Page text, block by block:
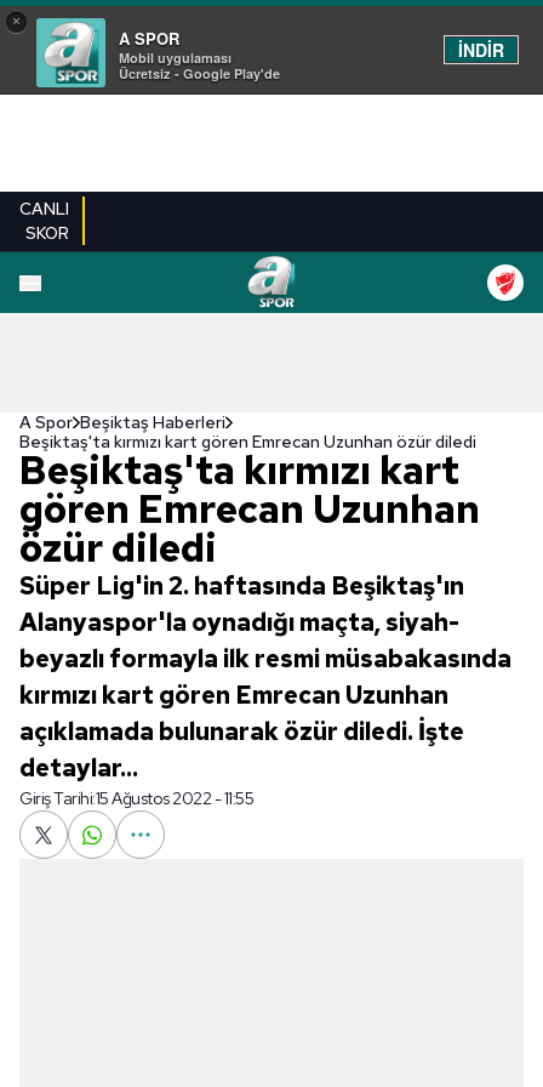
×
A SPOR
Mobil uygulaması
Ücretsiz - Google Play'de
İNDİR
CANLI
SKOR
A Spor Beşiktaş Haberleri
Beşiktaş'ta kırmızı kart gören Emrecan Uzunhan özür diledi
Beşiktaş'ta kırmızı kart
gören Emrecan Uzunhan
özür diledi
Süper Lig'in 2. haftasında Beşiktaş'ın
Alanyaspor'la oynadığı maçta, siyah-
beyazlı formayla ilk resmi müsabakasında
kırmızı kart gören Emrecan Uzunhan
açıklamada bulunarak özür diledi. İşte
detaylar...
Giriş Tarihi:15 Ağustos 2022 - 11:55